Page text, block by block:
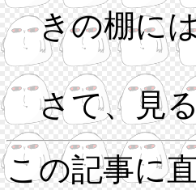
きの棚に
さて、見
この記事に